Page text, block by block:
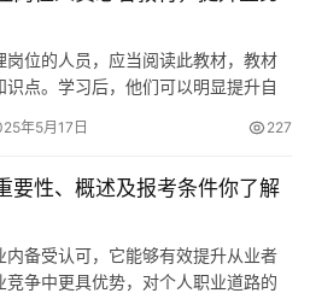
岗位的人员，应当阅读此教材，教材
点。学习后，他们可以明显提升自
年5月17日 227
要性、概述及报考条件你了解
备受认可，它能够有效提升从业者
争中更具优势，对个人职业道路的